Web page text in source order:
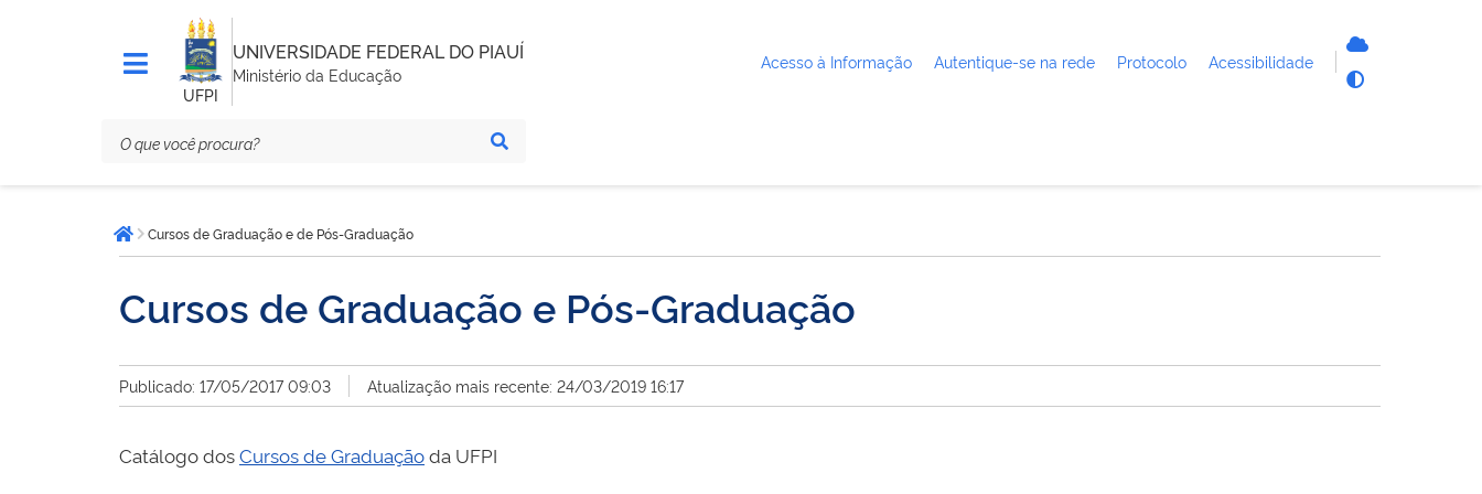
UFPI
UNIVERSIDADE FEDERAL DO PIAUÍ
Ministério da Educação
Acesso à Informação Autentique-se na rede Protocolo Acessibilidade
está
aqui:Página inicial
Cursos de Graduação e de Pós-Graduação
Cursos de Graduação e Pós-Graduação
Publicado: 17/05/2017 09:03 Atualização mais recente: 24/03/2019 16:17
Catálogo dosCursos de Graduaçãoda UFPI